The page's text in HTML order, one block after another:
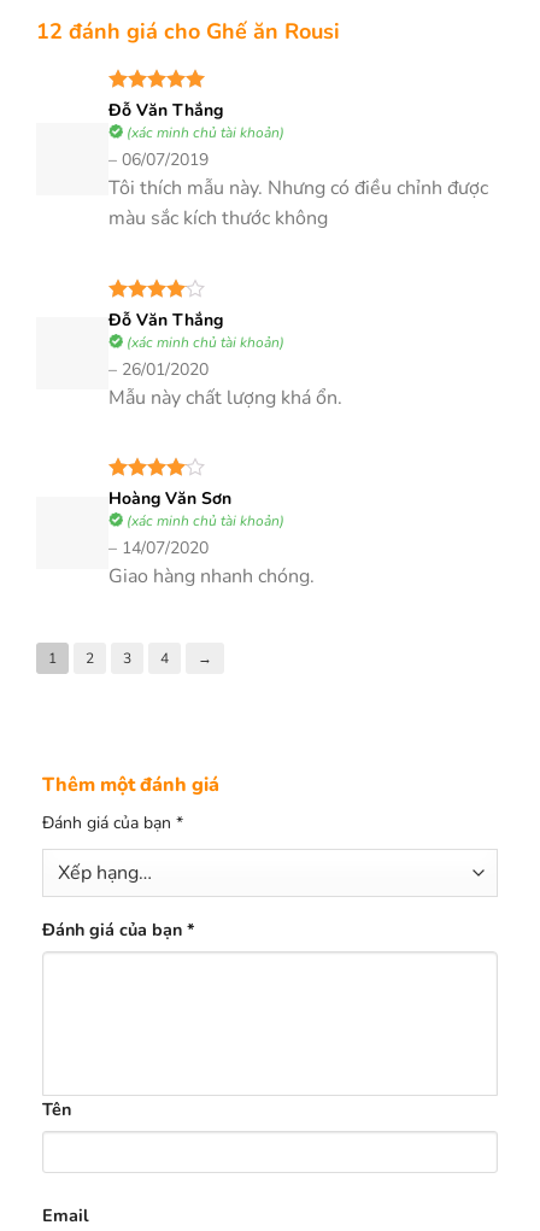
12 đánh giá cho Ghế ăn Rousi
Được xếp
hạng 55
sao
Đỗ Văn Thắng
(xác minh chủ tài khoản)
– 06/07/2019
Tôi thích mẫu này. Nhưng có điều chỉnh được
màu sắc kích thước không
Được
xếp hạng
45 sao
Đỗ Văn Thắng
(xác minh chủ tài khoản)
– 26/01/2020
Mẫu này chất lượng khá ổn.
Được
xếp hạng
5 sao
Hoàng Văn Sơn
(xác minh chủ tài khoản)
– 14/07/2020
Giao hàng nhanh chóng.
1 2 3 4 →
Thêm một đánh giá
Đánh giá của bạn *
Đánh giá của bạn *
Tên
Email